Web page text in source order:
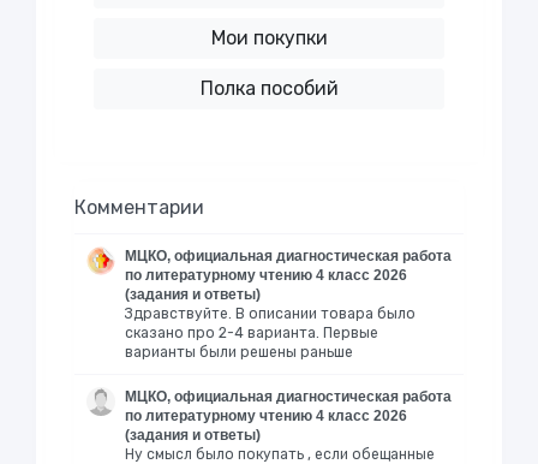
Мои покупки
Полка пособий
Комментарии
МЦКО, официальная диагностическая работа
по литературному чтению 4 класс 2026
(задания и ответы)
Здравствуйте. В описании товара было
сказано про 2-4 варианта. Первые
варианты были решены раньше
МЦКО, официальная диагностическая работа
по литературному чтению 4 класс 2026
(задания и ответы)
Ну смысл было покупать , если обещанные